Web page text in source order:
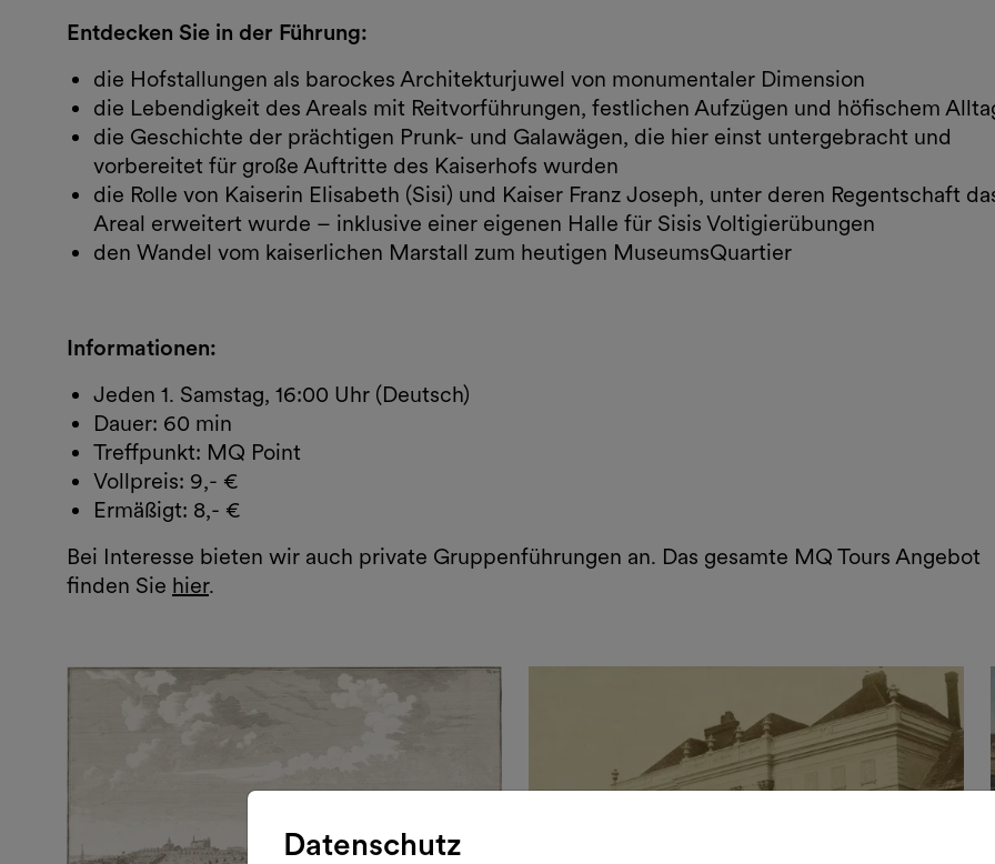
Entdecken Sie in der Führung:
die Hofstallungen als barockes Architekturjuwel von monumentaler Dimension
die Lebendigkeit des Areals mit Reitvorführungen, festlichen Aufzügen und höfischem
die Geschichte der prächtigen Prunk- und Galawägen, die hier einst untergebracht und
vorbereitet für große Auftritte des Kaiserhofs wurden
die Rolle von Kaiserin Elisabeth (Sisi) und Kaiser Franz Joseph, unter deren Regentschaft
Areal erweitert wurde – inklusive einer eigenen Halle für Sisis Voltigierübungen
den Wandel vom kaiserlichen Marstall zum heutigen MuseumsQuartier
Informationen:
Jeden 1. Samstag, 16:00 Uhr (Deutsch)
Dauer: 60 min
Treffpunkt: MQ Point
Vollpreis: 9,- €
Ermäßigt: 8,- €
Bei Interesse bieten wir auch private Gruppenführungen an. Das gesamte MQ Tours Angebot
finden Sie hier.
Datenschutz